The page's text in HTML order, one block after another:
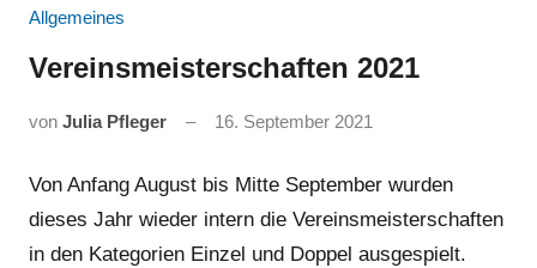
Allgemeines
Vereinsmeisterschaften 2021
von Julia Pfleger 16. September 2021
Von Anfang August bis Mitte September wurden
dieses Jahr wieder intern die Vereinsmeisterschaften
in den Kategorien Einzel und Doppel ausgespielt.